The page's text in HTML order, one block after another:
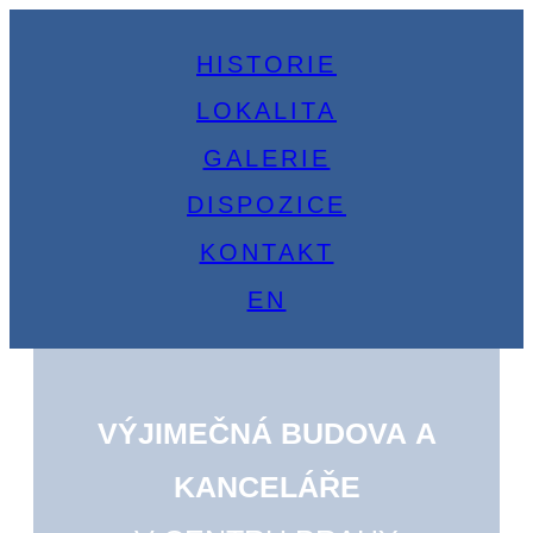
HISTORIE
LOKALITA
GALERIE
DISPOZICE
KONTAKT
EN
VÝJIMEČNÁ BUDOVA A
KANCELÁŘE